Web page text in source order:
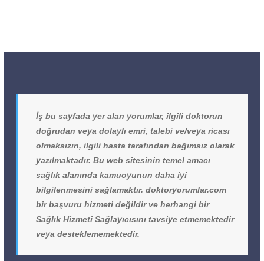
İş bu sayfada yer alan yorumlar, ilgili doktorun
doğrudan veya dolaylı emri, talebi ve/veya ricası
olmaksızın, ilgili hasta tarafından bağımsız olarak
yazılmaktadır. Bu web sitesinin temel amacı
sağlık alanında kamuoyunun daha iyi
bilgilenmesini sağlamaktır. doktoryorumlar.com
bir başvuru hizmeti değildir ve herhangi bir
Sağlık Hizmeti Sağlayıcısını tavsiye etmemektedir
veya desteklememektedir.